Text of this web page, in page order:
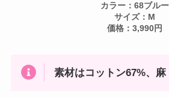
カラー：68ブルー
サイズ：M
価格：3,990円
素材はコットン67%、